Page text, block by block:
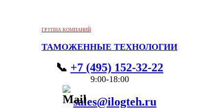
ГРУППА КОМПАНИЙ
ТАМОЖЕННЫЕ ТЕХНОЛОГИИ
+7 (495) 152-32-22
9:00-18:00
sales@ilogteh.ru